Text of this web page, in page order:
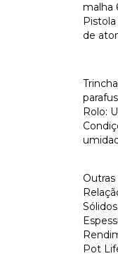
malha
de
Rolo:
Pot